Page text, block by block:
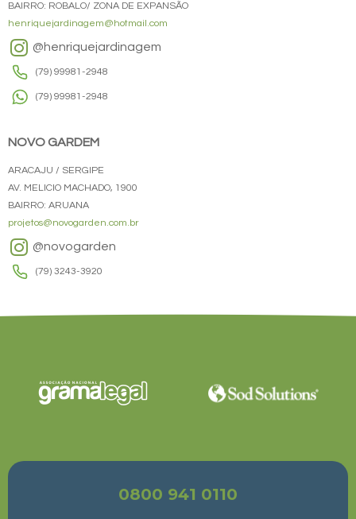
BAIRRO: ROBALO/ ZONA DE EXPANSÃO
henriquejardinagem@hotmail.com
@henriquejardinagem
(79) 99981-2948
(79) 99981-2948
NOVO GARDEM
ARACAJU / SERGIPE
AV. MELICIO MACHADO, 1900
BAIRRO: ARUANA
projetos@novogarden.com.br
@novogarden
(79) 3243-3920
0800 941 0110